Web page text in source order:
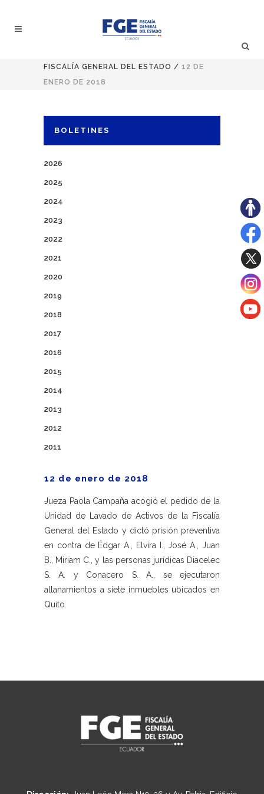
FISCALÍA GENERAL DEL ESTADO / 12 DE
ENERO DE 2018
BOLETINES
2026
2025
2024
2023
2022
2021
2020
2019
2018
2017
2016
2015
2014
2013
2012
2011
12 de enero de 2018
Jueza Paola Campaña acogió el pedido de la
Unidad de Lavado de Activos de la Fiscalía
General del Estado y dictó prisión preventiva
en contra de Édgar A., Elvira I., José A., Juan
B., Miriam C., y las personas jurídicas Diacelec
S. A. y Conacero S. A., se ejecutaron
allanamientos a siete inmuebles ubicados en
Quito.